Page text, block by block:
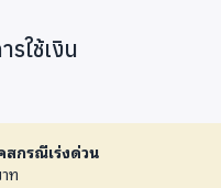
รใช้เงิน
สกรณีเร่งด่วน
ท